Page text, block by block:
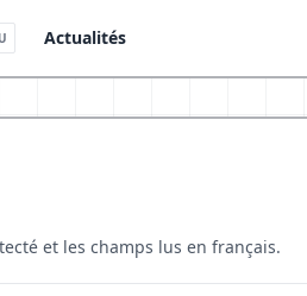
Actualités
et les champs lus en français.